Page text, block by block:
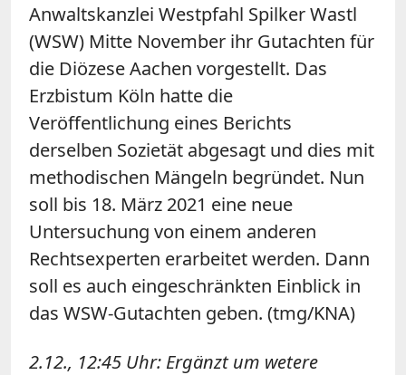
Anwaltskanzlei Westpfahl Spilker Wastl
(WSW) Mitte November ihr Gutachten für
die Diözese Aachen vorgestellt. Das
Erzbistum Köln hatte die
Veröffentlichung eines Berichts
derselben Sozietät abgesagt und dies mit
methodischen Mängeln begründet. Nun
soll bis 18. März 2021 eine neue
Untersuchung von einem anderen
Rechtsexperten erarbeitet werden. Dann
soll es auch eingeschränkten Einblick in
das WSW-Gutachten geben. (tmg/KNA)
2.12., 12:45 Uhr: Ergänzt um wetere